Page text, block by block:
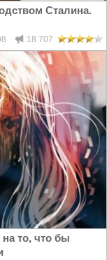
Сталина.
18 707
то, что бы